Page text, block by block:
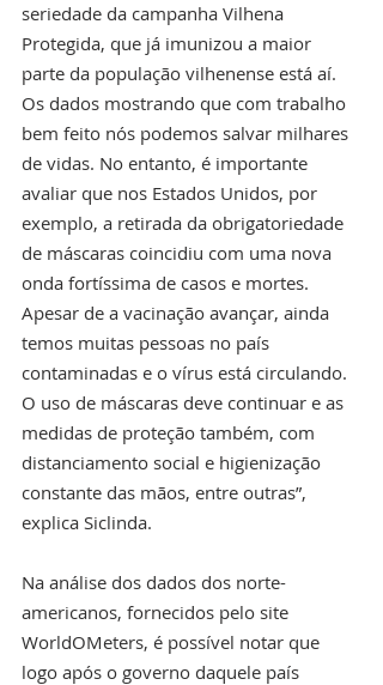
seriedade da campanha Vilhena
Protegida, que já imunizou a maior
parte da população vilhenense está aí.
Os dados mostrando que com trabalho
bem feito nós podemos salvar milhares
de vidas. No entanto, é importante
avaliar que nos Estados Unidos, por
exemplo, a retirada da obrigatoriedade
de máscaras coincidiu com uma nova
onda fortíssima de casos e mortes.
Apesar de a vacinação avançar, ainda
temos muitas pessoas no país
contaminadas e o vírus está circulando.
O uso de máscaras deve continuar e as
medidas de proteção também, com
distanciamento social e higienização
constante das mãos, entre outras”,
explica Siclinda.
Na análise dos dados dos norte-
americanos, fornecidos pelo site
WorldOMeters, é possível notar que
logo após o governo daquele país